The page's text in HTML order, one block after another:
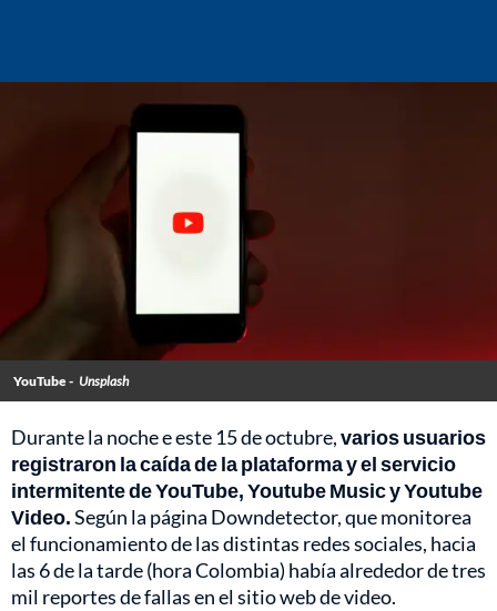
YouTube - Unsplash
Durante la noche e este 15 de octubre,varios usuarios
registraron la caída de la plataforma y el servicio
intermitente de YouTube, Youtube Music y Youtube
Video.Según la página Downdetector, que monitorea
el funcionamiento de las distintas redes sociales, hacia
las 6 de la tarde (hora Colombia) había alrededor de tres
mil reportes de fallas en el sitio web de video.